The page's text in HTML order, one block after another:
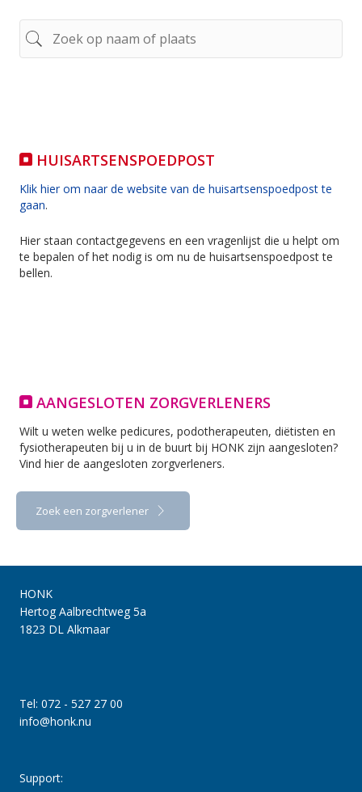
HUISARTSENSPOEDPOST
Klik hier om naar de website van de huisartsenspoedpost te
gaan.
Hier staan contactgegevens en een vragenlijst die u helpt om
te bepalen of het nodig is om nu de huisartsenspoedpost te
bellen.
AANGESLOTEN ZORGVERLENERS
Wilt u weten welke pedicures, podotherapeuten, diëtisten en
fysiotherapeuten bij u in de buurt bij HONK zijn aangesloten?
Vind hier de aangesloten zorgverleners.
Zoek een zorgverlener
HONK
Hertog Aalbrechtweg 5a
1823 DL Alkmaar
Tel: 072 - 527 27 00
info@honk.nu
Support: